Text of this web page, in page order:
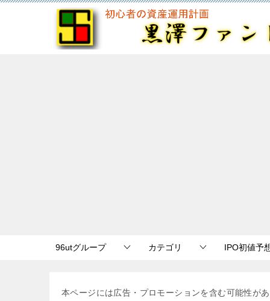
96utグループ カテゴリ IPO初値予
本ページには広告・プロモーションを含む可能性があ